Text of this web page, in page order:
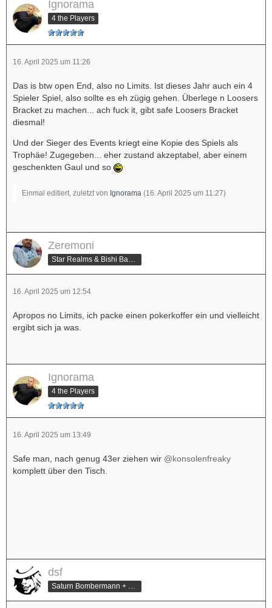
Ignorama
4 the Players
16. April 2025 um 11:26
Das is btw open End, also no Limits. Ist dieses Jahr auch ein 4
Spieler Spiel, also sollte es eh zügig gehen. Überlege n Loosers
Bracket zu machen... ach fuck it, gibt safe Loosers Bracket
diesmal!
Und der Sieger des Events kriegt eine Kopie des Spiels als
Trophäe! Zugegeben... eher zustand akzeptabel, aber einem
geschenkten Gaul und so
Einmal editiert, zuletzt von Ignorama (16. April 2025 um 11:27)
Zeremoni
16. April 2025 um 12:54
Apropos no Limits, ich packe einen pokerkoffer ein und vielleicht
ergibt sich ja was.
Ignorama
4 the Players
16. April 2025 um 13:49
Safe man, nach genug 43er ziehen wir @konsolenfreaky
komplett über den Tisch.
dsf